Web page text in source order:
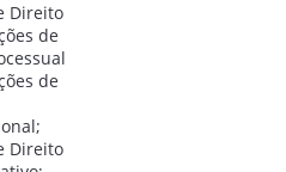
Direito
de
de
Direito